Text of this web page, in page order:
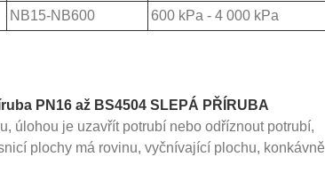
NB15-NB600 600 kPa - 4 000 kPa
PN16 až BS4504 SLEPÁ PŘÍRUBA
úlohou je uzavřít potrubí nebo odříznout potrubí,
plochy má rovinu, vyčnívající plochu, konkávně